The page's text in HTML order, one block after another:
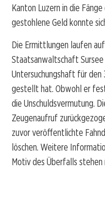
Kanton Luzern in die
gestohlene Geld konnte
Die Ermittlungen laufen
Staatsanwaltschaft
Untersuchungshaft für
gestellt hat. Obwohl er
die Unschuldsvermutung.
Zeugenaufruf
zuvor veröffentlichte
löschen. Weitere
Motiv des Überfalls stehen